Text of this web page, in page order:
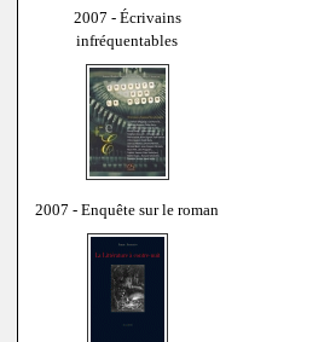
2007 - Écrivains
infréquentables
2007 - Enquête sur le roman